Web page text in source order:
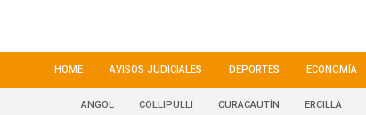
HOME AVISOS JUDICIALES DEPORTES ECONOMÍA
ANGOL COLLIPULLI CURACAUTÍN ERCILLA